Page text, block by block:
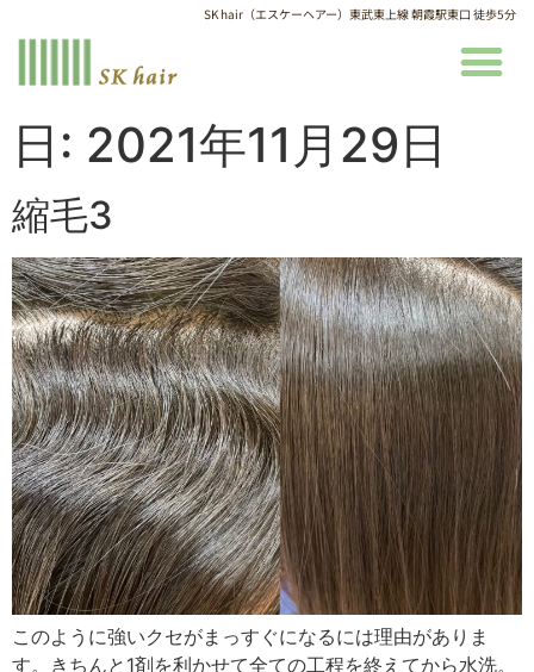
SK hair（エスケーヘアー）東武東上線 朝霞駅東口 徒歩5分
日: 2021年11月29日
縮毛3
このように強いクセがまっすぐになるには理由がありま
す。きちんと1剤を利かせて全ての工程を終えてから水洗。